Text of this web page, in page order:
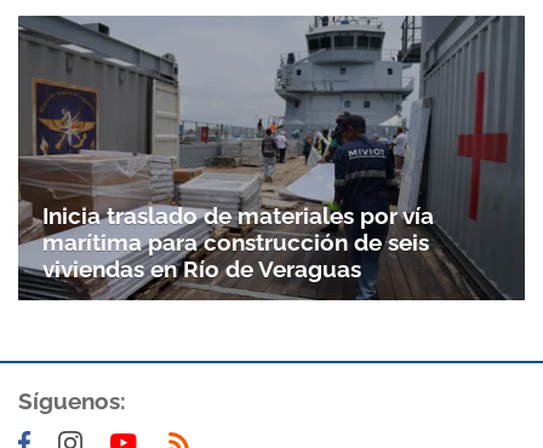
Inicia traslado de materiales por vía
marítima para construcción de seis
viviendas en Río de Veraguas
Síguenos: